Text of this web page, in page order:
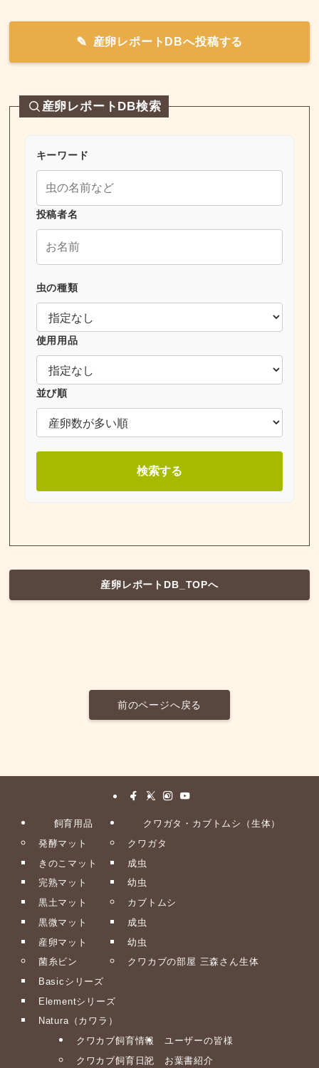
産卵レポートDBへ投稿する
産卵レポートDB検索
キーワード
投稿者名
虫の種類
使用用品
並び順
検索する
産卵レポートDB_TOPへ
前のページへ戻る
飼育用品
発酵マット
きのこマット
完熟マット
黒土マット
黒微マット
産卵マット
菌糸ビン
Basicシリーズ
Elementシリーズ
Natura（カワラ）
クワガタ・カブトムシ（生体）
クワガタ
成虫
幼虫
カブトムシ
成虫
幼虫
クワカブの部屋 三森さん生体
クワカブ飼育情報
クワカブ飼育日記
ユーザーの皆様
お葉書紹介